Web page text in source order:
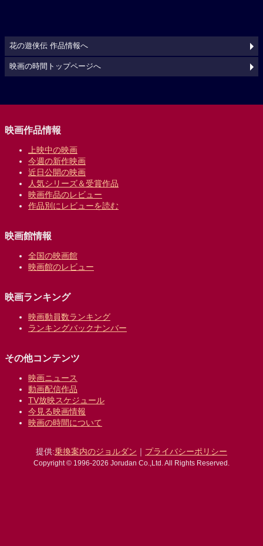
花の遊侠伝 作品情報へ
映画の時間トップページへ
映画作品情報
上映中の映画
今週の新作映画
近日公開の映画
人気シリーズ＆受賞作品
映画作品のレビュー
作品別にレビューを読む
映画館情報
全国の映画館
映画館のレビュー
映画ランキング
映画動員数ランキング
ランキングバックナンバー
その他コンテンツ
映画ニュース
動画配信作品
TV放映スケジュール
今見る映画情報
映画の時間について
提供:乗換案内のジョルダン ｜ プライバシーポリシー
Copyright © 1996-2026 Jorudan Co.,Ltd. All Rights Reserved.